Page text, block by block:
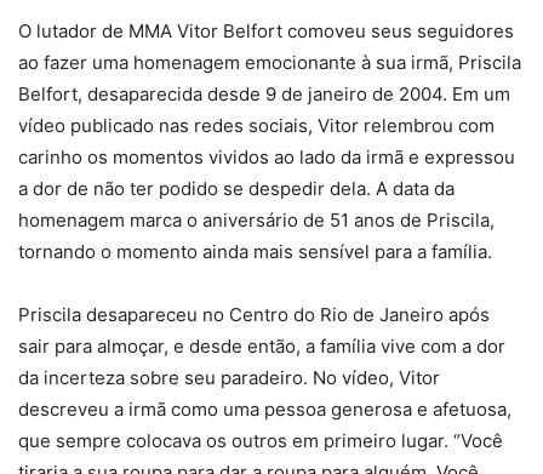
O lutador de MMA Vitor Belfort comoveu seus seguidores
ao fazer uma homenagem emocionante à sua irmã, Priscila
Belfort, desaparecida desde 9 de janeiro de 2004. Em um
vídeo publicado nas redes sociais, Vitor relembrou com
carinho os momentos vividos ao lado da irmã e expressou
a dor de não ter podido se despedir dela. A data da
homenagem marca o aniversário de 51 anos de Priscila,
tornando o momento ainda mais sensível para a família.
Priscila desapareceu no Centro do Rio de Janeiro após
sair para almoçar, e desde então, a família vive com a dor
da incerteza sobre seu paradeiro. No vídeo, Vitor
descreveu a irmã como uma pessoa generosa e afetuosa,
que sempre colocava os outros em primeiro lugar. “Você